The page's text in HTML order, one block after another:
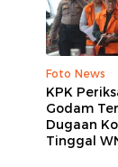
Foto News
KPK
Godam
Dugaan
Tinggal